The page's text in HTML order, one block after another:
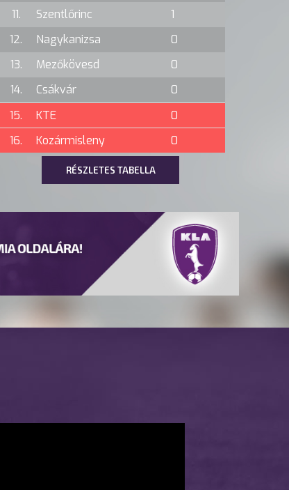
11.
Szentlőrinc
1
12.
Nagykanizsa
0
13.
Mezőkövesd
0
14.
Csákvár
0
15.
KTE
0
16.
Kozármisleny 0
RÉSZLETES TABELLA